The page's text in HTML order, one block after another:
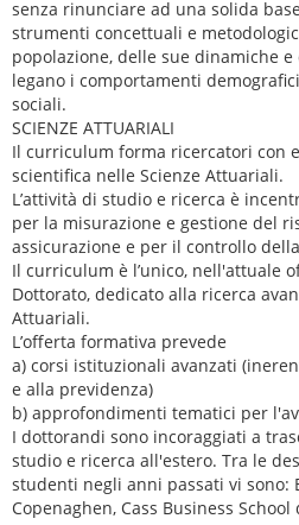
senza rinunciare ad una solida
strumenti concettuali e
popolazione, delle sue dinamiche
legano i comportamenti
sociali.
SCIENZE ATTUARIALI
Il curriculum forma ricercatori con
scientifica nelle Scienze Attuariali.
L’attività di studio e ricerca è
per la misurazione e gestione del
assicurazione e per il controllo
Il curriculum è l’unico, nell'attuale
Dottorato, dedicato alla ricerca
Attuariali.
L’offerta formativa prevede
a) corsi istituzionali avanzati
e alla previdenza)
b) approfondimenti tematici per
I dottorandi sono incoraggiati a
studio e ricerca all'estero. Tra le
studenti negli anni passati vi sono:
Copenaghen, Cass Business